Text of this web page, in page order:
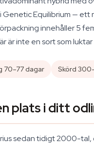
Genetic Equilibrium —
innehåller 5
är inte en sort som
70–77 dagar Skörd
plats i ditt
sedan tidigt 2000-tal,